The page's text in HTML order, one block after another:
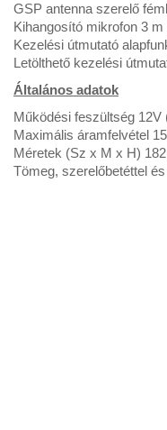
GSP antenna szerelő
Kihangosító mikrofon 3 m
Kezelési útmutató
Letölthető kezelési
Általános adatok
Működési feszültség 12V
Maximális áramfelvétel
Méretek (Sz x M x H)
Tömeg, szerelőbetéttel